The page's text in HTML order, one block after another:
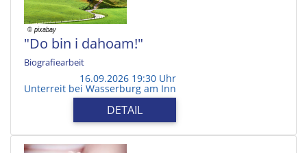
"Do bin i dahoam!"
Biografiearbeit
16.09.2026 19:30 Uhr
Unterreit bei Wasserburg am Inn
DETAIL